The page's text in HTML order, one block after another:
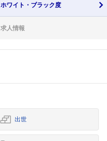
ホワイト・ ブラック度
求人情報
出世